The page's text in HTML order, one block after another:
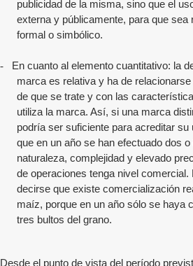
publicidad de la misma, sino que el
externa y públicamente, para que sea
formal o simbólico.
-
En cuanto al elemento cuantitativo: la
marca es relativa y ha de
de que se trate y con las
utiliza la marca. Así, si una marca
podría ser suficiente para acreditar
que en un año se han efectuado dos
naturaleza, complejidad y elevado
de operaciones tenga nivel
decirse que existe comercialización
maíz, porque en un año sólo se haya
tres bultos del grano.
Desde el punto de vista del período